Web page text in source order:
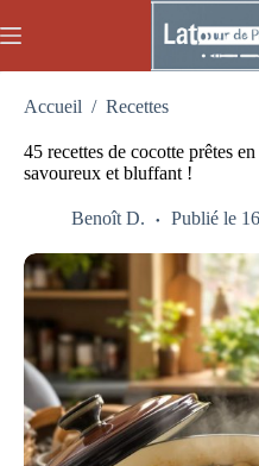
au
Accueil / Recettes
45 recettes de cocotte prêtes
savoureux et bluffant !
Benoît D. Publié le